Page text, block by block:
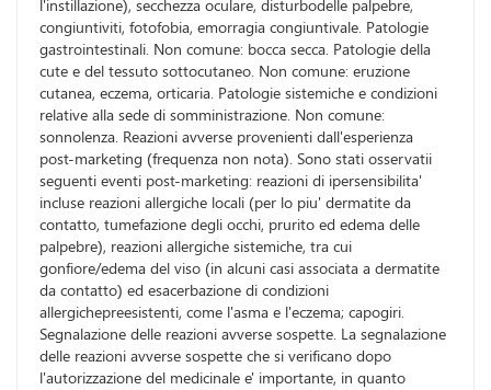
l'instillazione), secchezza oculare, disturbodelle palpebre,
congiuntiviti, fotofobia, emorragia congiuntivale. Patologie
gastrointestinali. Non comune: bocca secca. Patologie della
cute e del tessuto sottocutaneo. Non comune: eruzione
cutanea, eczema, orticaria. Patologie sistemiche e condizioni
relative alla sede di somministrazione. Non comune:
sonnolenza. Reazioni avverse provenienti dall'esperienza
post-marketing (frequenza non nota). Sono stati osservatii
seguenti eventi post-marketing: reazioni di ipersensibilita'
incluse reazioni allergiche locali (per lo piu' dermatite da
contatto, tumefazione degli occhi, prurito ed edema delle
palpebre), reazioni allergiche sistemiche, tra cui
gonfiore/edema del viso (in alcuni casi associata a dermatite
da contatto) ed esacerbazione di condizioni
allergichepreesistenti, come l'asma e l'eczema; capogiri.
Segnalazione delle reazioni avverse sospette. La segnalazione
delle reazioni avverse sospette che si verificano dopo
l'autorizzazione del medicinale e' importante, in quanto